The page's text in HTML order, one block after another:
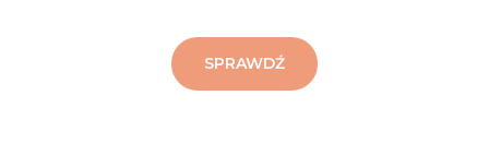
SPRAWDŹ